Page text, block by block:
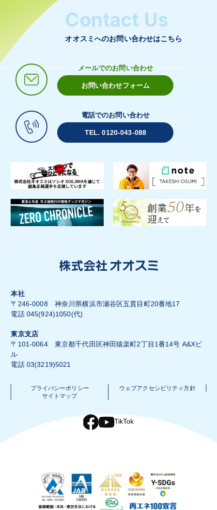
Contact Us
オオスミへのお問い合わせはこちら
メールでのお問い合わせ
お問い合わせフォーム
電話でのお問い合わせ
TEL. 0120-043-088
本社
〒246-0008 神奈川県横浜市瀬谷区五貫目町20番地17
電話 045(924)1050(代)
東京支店
〒101-0064 東京都千代田区神田猿楽町2丁目1番14号 A&Xビ
ル
電話 03(3219)5021
プライバシーポリシー
ウェブアクセシビリティ方針
サイトマップ
TikTok